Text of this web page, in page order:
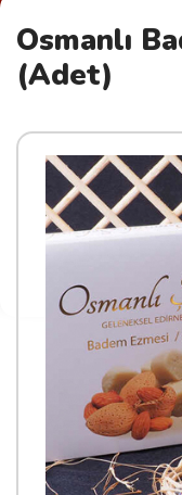
Osmanlı
(Adet)